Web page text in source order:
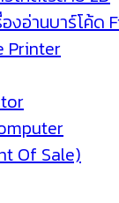
งอ่านบาร์โค้ด
Printer
Of Sale)